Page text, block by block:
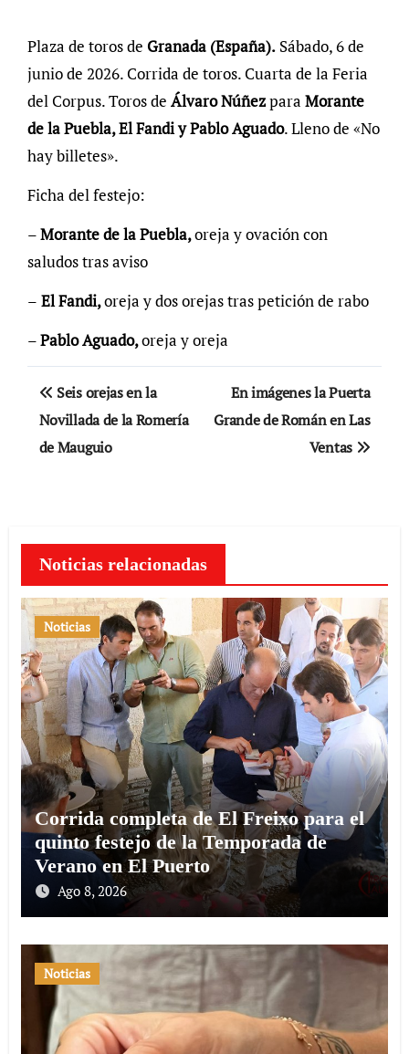
Plaza de toros de Granada (España).Sábado, 6 de
junio de 2026. Corrida de toros. Cuarta de la Feria
del Corpus. Toros de Álvaro Núñezpara Morante
de la Puebla, El Fandi y Pablo Aguado. Lleno de «No
hay billetes».
Ficha del festejo:
–Morante de la Puebla,oreja y ovación con
saludos tras aviso
– El Fandi,oreja y dos orejas tras petición de rabo
–Pablo Aguado,oreja y oreja
Navegación
de
entradas
Seis orejas en la
Novillada de la Romería
de Mauguio
En imágenes la Puerta
Grande de Román en Las
Ventas
Noticias relacionadas
Noticias
Corrida completa de El Freixo para el
quinto festejo de la Temporada de
Verano en El Puerto
Ago 8, 2026
Noticias